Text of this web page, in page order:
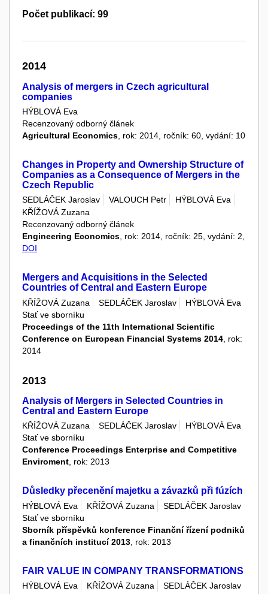
Počet publikací: 99
2014
Analysis of mergers in Czech agricultural
companies
HÝBLOVÁ Eva
Recenzovaný odborný článek
Agricultural Economics , rok: 2014, ročník: 60, vydání: 10
Changes in Property and Ownership Structure of
Companies as a Consequence of Mergers in the
Czech Republic
SEDLÁČEK Jaroslav VALOUCH Petr
HÝBLOVÁ Eva
KŘÍŽOVÁ Zuzana
Recenzovaný odborný článek
Engineering Economics, rok: 2014, ročník: 25, vydání: 2,
DOI
Mergers and Acquisitions in the Selected
Countries of Central and Eastern Europe
KŘÍŽOVÁ Zuzana SEDLÁČEK Jaroslav
HÝBLOVÁ Eva
Stať ve sborníku
Proceedings of the 11th International Scientific
Conference on European Financial Systems 2014 , rok:
2014
2013
Analysis of Mergers in Selected Countries in
Central and Eastern Europe
KŘÍŽOVÁ Zuzana SEDLÁČEK Jaroslav
HÝBLOVÁ Eva
Stať ve sborníku
Conference Proceedings Enterprise and Competitive
Enviroment, rok: 2013
Důsledky přecenění majetku a závazků při fúzích
HÝBLOVÁ Eva KŘÍŽOVÁ Zuzana
SEDLÁČEK Jaroslav
Stať ve sborníku
Sborník příspěvků konference Finanční řízení podniků
a finančních institucí 2013 , rok: 2013
FAIR VALUE IN COMPANY TRANSFORMATIONS
HÝBLOVÁ Eva KŘÍŽOVÁ Zuzana
SEDLÁČEK Jaroslav